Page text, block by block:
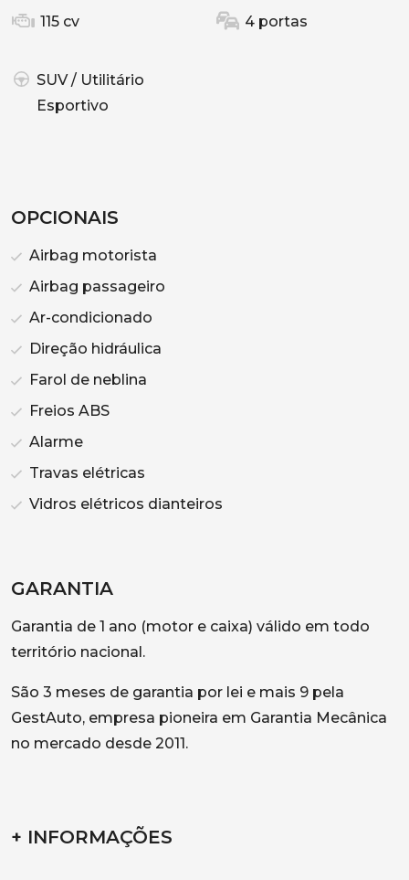
115 cv 4 portas
SUV / Utilitário
Esportivo
OPCIONAIS
Airbag motorista
Airbag passageiro
Ar-condicionado
Direção hidráulica
Farol de neblina
Freios ABS
Alarme
Travas elétricas
Vidros elétricos dianteiros
GARANTIA
Garantia de 1 ano (motor e caixa) válido em todo
território nacional.
São 3 meses de garantia por lei e mais 9 pela
GestAuto, empresa pioneira em Garantia Mecânica
no mercado desde 2011.
+ INFORMAÇÕES